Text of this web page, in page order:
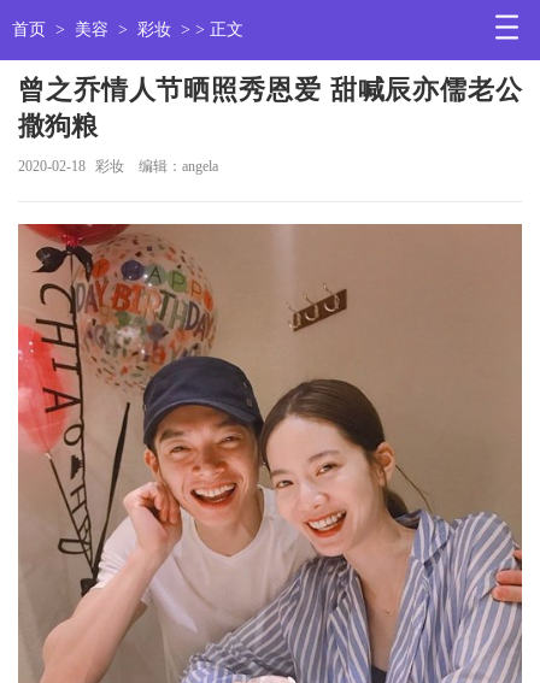
首页 > 美容 > 彩妆 > > 正文
曾之乔情人节晒照秀恩爱 甜喊辰亦儒老公
撒狗粮
2020-02-18 彩妆 编辑：angela